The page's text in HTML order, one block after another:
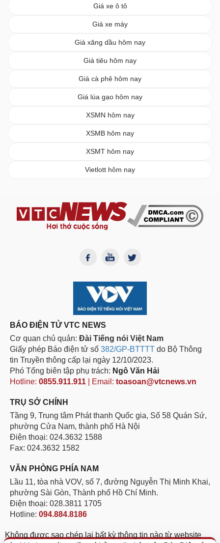
Giá xe ô tô
Giá xe máy
Giá xăng dầu hôm nay
Giá tiêu hôm nay
Giá cà phê hôm nay
Giá lúa gạo hôm nay
XSMN hôm nay
XSMB hôm nay
XSMT hôm nay
Vietlott hôm nay
BÁO ĐIỆN TỬ VTC NEWS
Cơ quan chủ quản: Đài Tiếng nói Việt Nam
Giấy phép Báo điện tử số 382/GP-BTTTT do Bộ Thông
tin Truyền thông cấp lại ngày 12/10/2023.
Phó Tổng biên tập phụ trách: Ngô Văn Hải
Hotline: 0855.911.911 | Email: toasoan@vtcnews.vn
TRỤ SỞ CHÍNH
Tầng 9, Trung tâm Phát thanh Quốc gia, Số 58 Quán Sứ,
phường Cửa Nam, thành phố Hà Nội
Điện thoại: 024.3632 1588
Fax: 024.3632 1582
VĂN PHÒNG PHÍA NAM
Lầu 11, tòa nhà VOV, số 7, đường Nguyễn Thị Minh Khai,
phường Sài Gòn, Thành phố Hồ Chí Minh.
Điện thoại: 028.3811 1705
Hotline: 094.884.8186
Không được sao chép lại bất kỳ thông tin nào từ website